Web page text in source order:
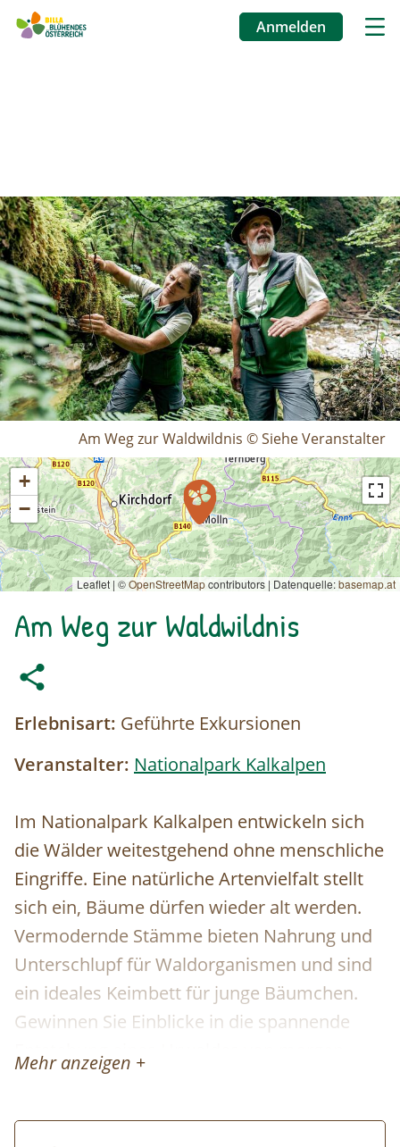
Anmelden
Am Weg zur Waldwildnis © Siehe Veranstalter
+
−
Leaflet | ©OpenStreetMapcontributors | Datenquelle:basemap.at
Am Weg zur Waldwildnis
Erlebnisart: Geführte Exkursionen
Veranstalter: Nationalpark Kalkalpen
Im Nationalpark Kalkalpen entwickeln sich
die Wälder weitestgehend ohne menschliche
Eingriffe. Eine natürliche Artenvielfalt stellt
sich ein, Bäume dürfen wieder alt werden.
Vermodernde Stämme bieten Nahrung und
Unterschlupf für Waldorganismen und sind
ein ideales Keimbett für junge Bäumchen.
Gewinnen Sie Einblicke in die spannende
Entstehung eines Urwaldes von morgen.
Mehr anzeigen +